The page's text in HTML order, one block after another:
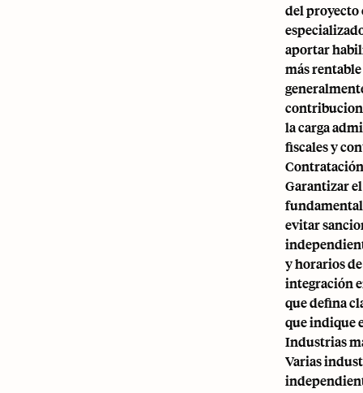
del proyecto
aportar
más
la carga
fiscales y
Garantizar
evitar
y horarios
integración
que defina
que indique
Industrias
Varias